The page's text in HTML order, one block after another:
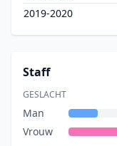
2019-2020
Staff
GESLACHT
Man
Vrouw